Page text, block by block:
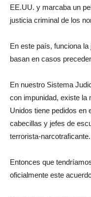
EE.UU. y marcaba un
justicia criminal de los
En este país, funciona
basan en casos
En nuestro Sistema
con impunidad, existe la
Unidos tiene pedidos en
cabecillas y jefes de
terrorista-narcotraficante.
Entonces que
oficialmente este